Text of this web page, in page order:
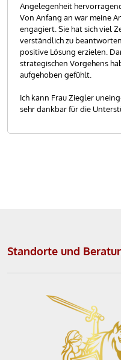
Angelegenheit
Von Anfang an war meine
engagiert. Sie hat sich viel
verständlich zu
positive Lösung erzielen.
strategischen Vorgehens
aufgehoben gefühlt.
Ich kann Frau Ziegler
sehr dankbar für die
Standorte und